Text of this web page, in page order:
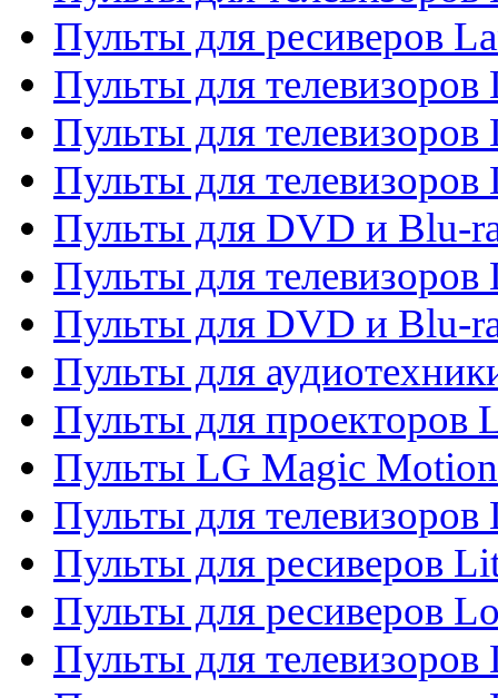
Пульты для ресиверов
Пульты для телевизоров
Пульты для телевизоров
Пульты для телевизоров
Пульты для DVD и Blu-
Пульты для телевизоров
Пульты для DVD и Blu-
Пульты для
Пульты для проекторов
Пульты LG Magic Motion
Пульты для
Пульты для ресиверов
Пульты для ресиверов
Пульты для телевизоров